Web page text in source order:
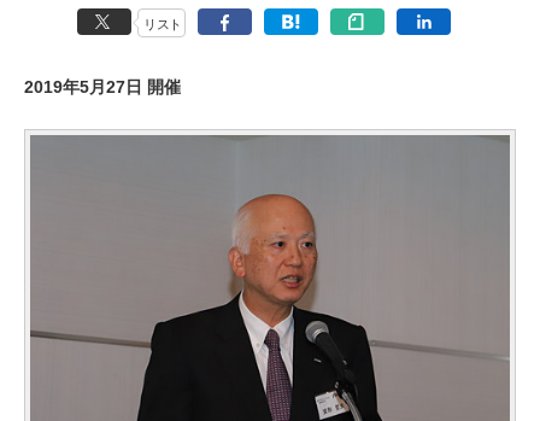
リスト
2019年5月27日 開催